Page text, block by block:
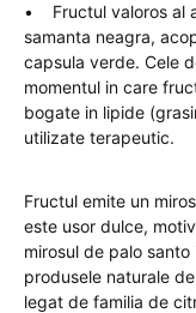
• Fructul valoros al
samanta neagra,
capsula verde. Cele
momentul in care
bogate in lipide
utilizate terapeutic.
Fructul emite un
este usor dulce,
mirosul de palo
produsele naturale
legat de familia de